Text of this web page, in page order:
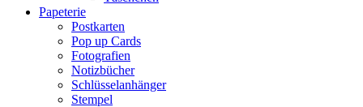
Papeterie
Postkarten
Pop up Cards
Fotografien
Notizbücher
Schlüsselanhänger
Stempel